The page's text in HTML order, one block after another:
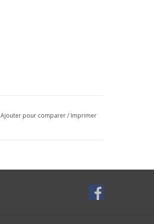
Ajouter pour comparer/ Imprimer